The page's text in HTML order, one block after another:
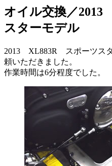
オイル交換／
スターモデル
2013 XL883R スポーツス
頼いただきました。
作業時間は6分程度でした。